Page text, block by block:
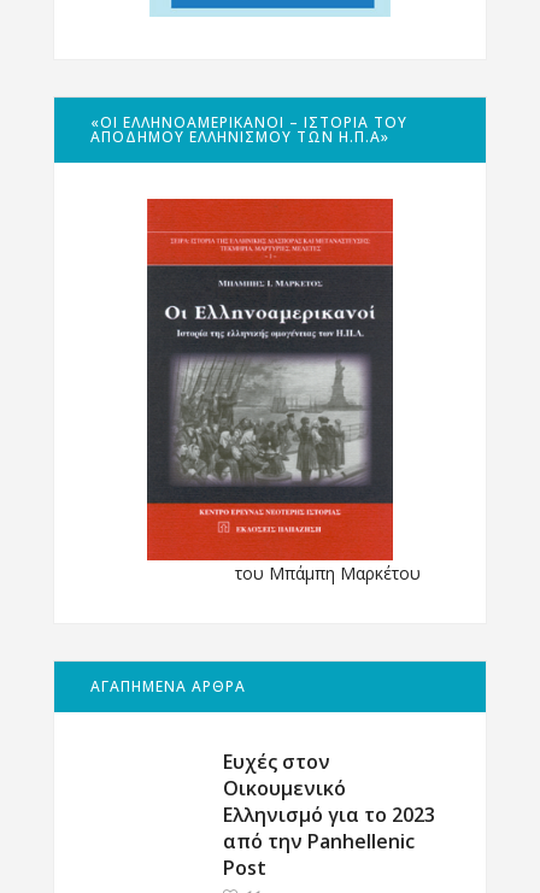
«ΟΙ ΕΛΛΗΝΟΑΜΕΡΙΚΑΝΟΊ – ΙΣΤΟΡΊΑ ΤΟΥ
ΑΠΌΔΗΜΟΥ ΕΛΛΗΝΙΣΜΟΎ ΤΩΝ Η.Π.Α»
του Μπάμπη Μαρκέτου
ΑΓΑΠΗΜΕΝΑ ΑΡΘΡΑ
Ευχές στον
Οικουμενικό
Ελληνισμό για το 2023
από την Panhellenic
Post